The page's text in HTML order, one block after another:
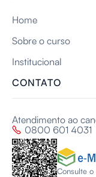
Home
Sobre o curso
Institucional
CONTATO
Atendimento ao
 0800 601 4031
Consulte